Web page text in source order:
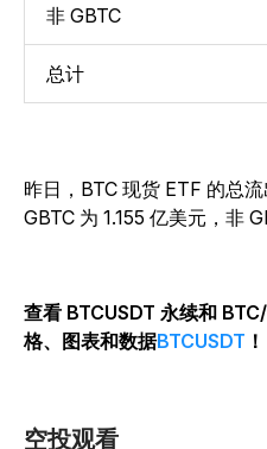
非 GBTC
总计
昨日，BTC 现货 ETF 的总
GBTC 为 1.155 亿美元，非
查看 BTCUSDT 永续和
格、图表和数据BTCUSDT ！
空投观看